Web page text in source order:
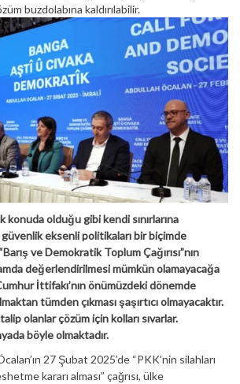
buzdolabına kaldırılabilir.
olduğu gibi kendi sınırlarına
güvenlik eksenli politikaları bir biçimde
ve Demokratik Toplum Çağırısı”nın
değerlendirilmesi mümkün olamayacağa
İttifakı’nın önümüzdeki dönemde
tümden çıkması şaşırtıcı olmayacaktır.
olanlar çözüm için kolları sıvarlar.
böyle olmaktadır.
27 Şubat 2025’de “PKK’nin silahları
kararı alması” çağrısı, ülke